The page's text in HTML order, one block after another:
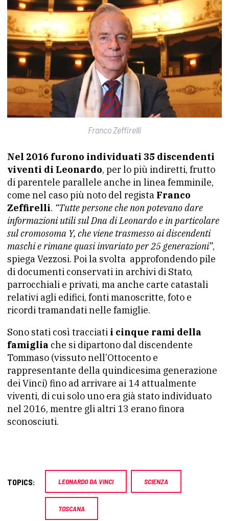
Franco Zeffirelli
Nel 2016 furono individuati 35 discendenti
viventi di Leonardo, per lo più indiretti, frutto
di parentele parallele anche in linea femminile,
come nel caso più noto del regista Franco
Zeffirelli. “Tutte persone che non potevano dare
informazioni utili sul Dna di Leonardo e in particolare
sul cromosoma Y, che viene trasmesso ai discendenti
maschi e rimane quasi invariato per 25 generazioni”,
spiega Vezzosi. Poi la svolta approfondendo pile
di documenti conservati in archivi di Stato,
parrocchiali e privati, ma anche carte catastali
relativi agli edifici, fonti manoscritte, foto e
ricordi tramandati nelle famiglie.
Sono stati così tracciati i cinque rami della
famiglia che si dipartono dal discendente
Tommaso (vissuto nell’Ottocento e
rappresentante della quindicesima generazione
dei Vinci) fino ad arrivare ai 14 attualmente
viventi, di cui solo uno era già stato individuato
nel 2016, mentre gli altri 13 erano finora
sconosciuti.
TOPICS: LEONARDO DA VINCI SCIENZA
TOSCANA